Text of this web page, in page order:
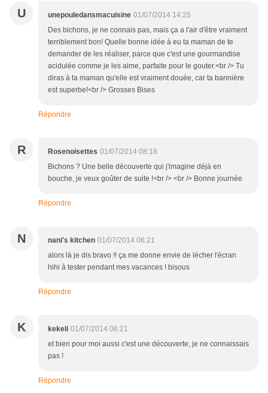
U unepouledansmacuisine 01/07/2014 14:25
Des bichons, je ne connais pas, mais ça a l'air d'être vraiment
terriblement bon! Quelle bonne idée à eu ta maman de te
demander de les réaliser, parce que c'est une gourmandise
acidulée comme je les aime, parfaite pour le gouter.<br /> Tu
diras à ta maman qu'elle est vraiment douée, car ta bannière
est superbe!<br /> Grosses Bises
Répondre
R Rosenoisettes 01/07/2014 08:18
Bichons ? Une belle découverte qui j'imagine déjà en
bouche, je veux goûter de suite !<br /> <br /> Bonne journée
Répondre
N nani's kitchen 01/07/2014 06:21
alors là je dis bravo !! ça me donne envie de lécher l'écran
hihi à tester pendant mes vacances ! bisous
Répondre
K kekeli 01/07/2014 06:21
et bien pour moi aussi c'est une découverte, je ne connaissais
pas !
Répondre